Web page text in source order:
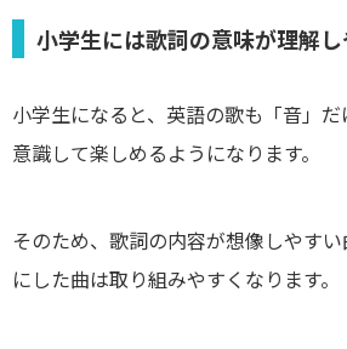
小学生には歌詞の意味が理解
小学生になると、英語の歌も「音」
意識して楽しめるようになります。
そのため、歌詞の内容が想像しやす
にした曲は取り組みやすくなります。